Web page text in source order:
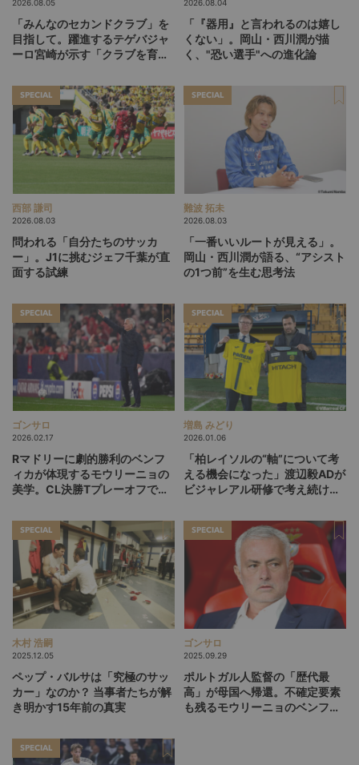
2026.08.05
「みんなのセカンドクラブ」を
目指して。躍進するテゲバジャ
ーロ宮崎が示す「クラブを育て
2026.08.04
「『器用』と言われるのは嬉し
くない」。岡山・西川潤が描
く、"恐い選手"への進化論
SPECIAL
西部 謙司
2026.08.03
問われる「自分たちのサッカ
ー」。J1に挑むジェフ千葉が直
面する試練
SPECIAL
難波 拓未
2026.08.03
「一番いいルートが見える」。
岡山・西川潤が語る、“アシスト
の1つ前”を生む思考法
SPECIAL
ゴンサロ
2026.02.17
Rマドリーに劇的勝利のベンフ
ィカが体現するモウリーニョの
美学。CL決勝Tプレーオフでの
SPECIAL
増島 みどり
2026.01.06
「柏レイソルの“軸”について考
える機会になった」渡辺毅ADが
ビジャレアル研修で考え続けた
という土台
SPECIAL
木村 浩嗣
2025.12.05
ペップ・バルサは「究極のサッ
カー」なのか？ 当事者たちが解
き明かす15年前の真実
SPECIAL
ゴンサロ
2025.09.29
ポルトガル人監督の「歴代最
高」が母国へ帰還。不確定要素
も残るモウリーニョのベンフィ
SPECIAL